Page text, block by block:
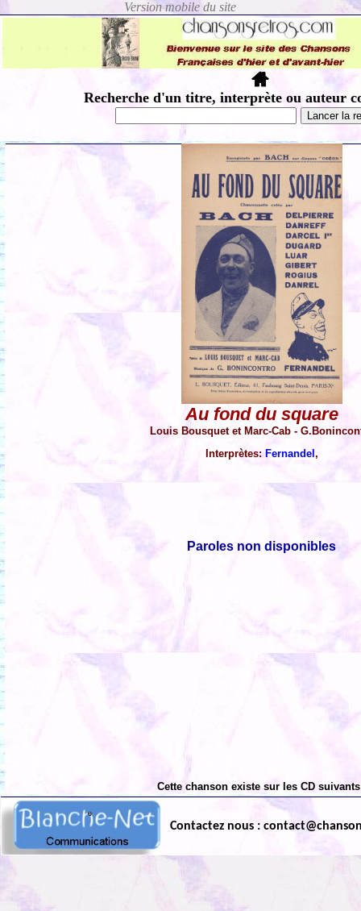
Recherche d'un titre, interprète ou auteur
Au fond du square
Louis Bousquet et Marc-Cab -
Interprètes: Fernandel,
Paroles non disponibles
Cette chanson existe sur les CD
Contactez nous :